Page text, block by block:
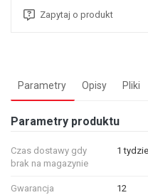
Zapytaj o produkt
Parametry Opisy Pliki
Parametry produktu
Czas dostawy gdy
brak na magazynie
1
Gwarancja 12